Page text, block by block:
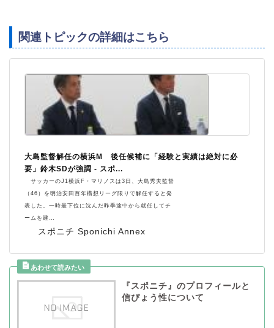
関連トピックの詳細はこちら
スポニチ Sponichi Annex
大島監督解任の横浜M 後任候補に「経験と実績は絶対に必
要」鈴木SDが強調 - スポ...
サッカーのJ1横浜F・マリノスは3日、大島秀夫監督
（46）を明治安田百年構想リーグ限りで解任すると発
表した。一時最下位に沈んだ昨季途中から就任してチ
ームを建…
『スポニチ』のプロフィールと
信ぴょう性について